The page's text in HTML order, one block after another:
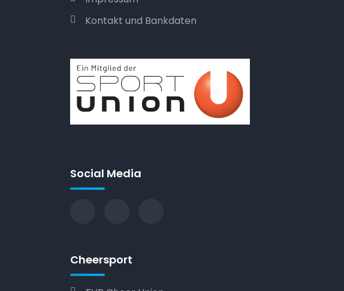
Kontakt und Bankdaten
Social Media
Cheersport